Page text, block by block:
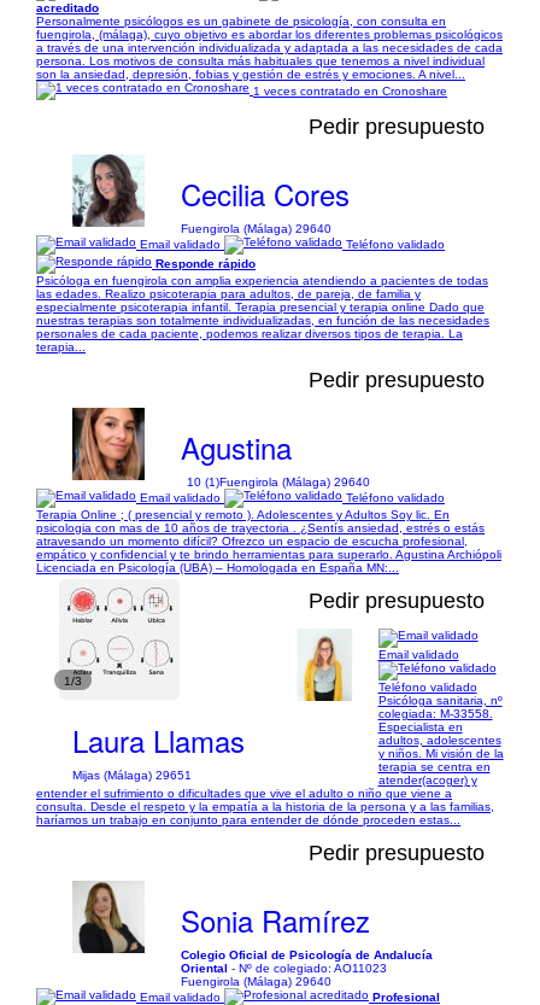
acreditado
Personalmente psicólogos es un gabinete de psicología, con consulta en
fuengirola, (málaga), cuyo objetivo es abordar los diferentes problemas psicológicos
a través de una intervención individualizada y adaptada a las necesidades de cada
persona. Los motivos de consulta más habituales que tenemos a nivel individual
son la ansiedad, depresión, fobias y gestión de estrés y emociones. A nivel...
1 veces contratado en Cronoshare
Pedir presupuesto
Cecilia Cores
Fuengirola (Málaga) 29640
Email validado
Teléfono validado
Responde rápido
Psicóloga en fuengirola con amplia experiencia atendiendo a pacientes de todas
las edades. Realizo psicoterapia para adultos, de pareja, de familia y
especialmente psicoterapia infantil. Terapia presencial y terapia online Dado que
nuestras terapias son totalmente individualizadas, en función de las necesidades
personales de cada paciente, podemos realizar diversos tipos de terapia. La
terapia...
Pedir presupuesto
Agustina
10 (1)Fuengirola (Málaga) 29640
Email validado
Teléfono validado
Terapia Online ; ( presencial y remoto ). Adolescentes y Adultos Soy lic. En
psicologia con mas de 10 años de trayectoria . ¿Sentís ansiedad, estrés o estás
atravesando un momento difícil? Ofrezco un espacio de escucha profesional,
empático y confidencial y te brindo herramientas para superarlo. Agustina Archiópoli
Licenciada en Psicología (UBA) – Homologada en España MN:...
1/3
Pedir presupuesto
Laura Llamas
Mijas (Málaga) 29651
Email validado
Teléfono validado
Psicóloga sanitaria, nº
colegiada: M-33558.
Especialista en
adultos, adolescentes
y niños. Mi visión de la
terapia se centra en
atender(acoger) y
entender el sufrimiento o dificultades que vive el adulto o niño que viene a
consulta. Desde el respeto y la empatía a la historia de la persona y a las familias,
haríamos un trabajo en conjunto para entender de dónde proceden estas...
Pedir presupuesto
Sonia Ramírez
Colegio Oficial de Psicología de Andalucía
Oriental - Nº de colegiado: AO11023
Fuengirola (Málaga) 29640
Email validado
Profesional